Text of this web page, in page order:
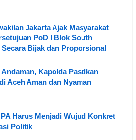
Jakarta Ajak Masyarakat
PoD I Blok South
Secara Bijak dan Proporsional
Kapolda Pastikan
Aceh Aman dan Nyaman
Harus Menjadi Wujud Konkret
Politik